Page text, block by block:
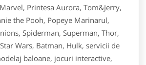
Printesa Aurora, Tom&Jerry,
the Pooh, Popeye Marinarul,
Spiderman, Superman, Thor,
Wars, Batman, Hulk, servicii de
baloane, jocuri interactive,